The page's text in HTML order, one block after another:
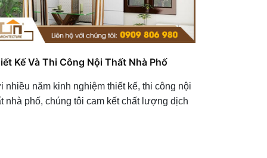
Kế Và Thi Công Nội Thất Nhà Phố
nhiều năm kinh nghiệm thiết kế, thi công nội
nhà phố, chúng tôi cam kết chất lượng dịch